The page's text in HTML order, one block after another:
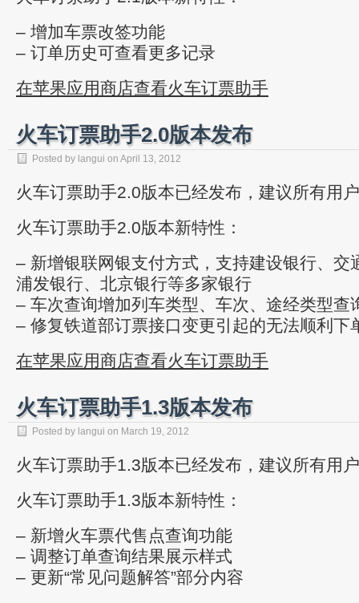
– 增加车票改签功能
– 订单历史可查看更多记录
在苹果应用商店查看火车订票助手
火车订票助手2.0版本发布
Posted by langui on April 13, 2012
火车订票助手2.0版本已经发布，建议所有用
火车订票助手2.0版本新特性：
– 新增银联网银支付方式，支持建设银行、交
浦发银行、北京银行等多家银行
– 车次查询增加列车类型、车次、途经类型查
– 修复铁道部订票接口变更引起的无法顺利下
在苹果应用商店查看火车订票助手
火车订票助手1.3版本发布
Posted by langui on March 19, 2012
火车订票助手1.3版本已经发布，建议所有用
火车订票助手1.3版本新特性：
– 新增火车票代售点查询功能
– 调整订单查询结果展示样式
– 更新“常见问题解答”部分内容